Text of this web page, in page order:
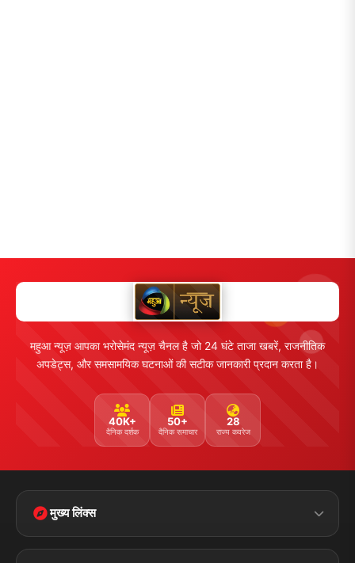
महुआ न्यूज़ आपका भरोसेमंद न्यूज़ चैनल है जो 24 घंटे ताजा खबरें, राजनीतिक
अपडेट्स, और समसामयिक घटनाओं की सटीक जानकारी प्रदान करता है।
40K+
दैनिक दर्शक
50+
दैनिक समाचार
28
राज्य कवरेज
मुख्य लिंक्स